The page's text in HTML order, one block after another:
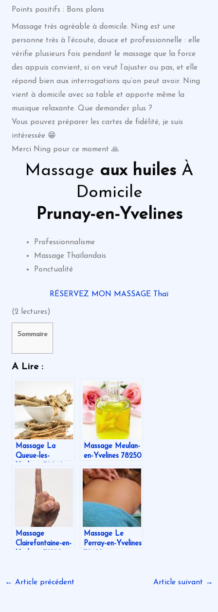
Points positifs : Bons plans
Massage très agréable à domicile. Ning est une
personne très à l’écoute, douce et professionnelle : elle
vérifie plusieurs fois pendant le massage que la force
des appuis convient, si on veut l’ajuster ou pas, et elle
répond bien aux interrogations qu’on peut avoir. Ning
vient à domicile avec sa table et apporte même la
musique relaxante. Que demander plus ?
Vous pouvez préparer les cartes de fidélité, je suis
intéressée 😁
Merci Ning pour ce moment 🙏
Massage aux huilesÀ
Domicile
Prunay-en-Yvelines
Professionnalisme
Massage Thaïlandais
Ponctualité
RÉSERVEZ MON MASSAGE Thaï
(2 lectures)
Sommaire
A Lire :
Massage La
Queue-les-
Massage Meulan-
en-Yvelines 78250
Massage
Clairefontaine-en-
Massage Le
Perray-en-Yvelines
← Article précédent Article suivant →